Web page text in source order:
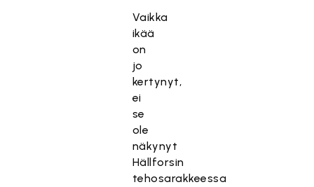
Vaikka
ikää
on
jo
kertynyt,
ei
se
ole
näkynyt
Hällforsin
tehosarakkeessa